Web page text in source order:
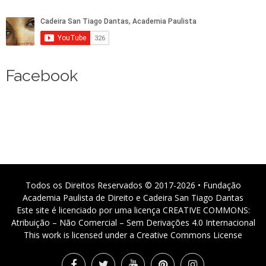
Facebook
Todos os Direitos Reservados © 2017-2026 • Fundação
Academia Paulista de Direito e Cadeira San Tiago Dantas
Este site é licenciado por uma licença CREATIVE COMMONS:
Atribuição – Não Comercial – Sem Derivações 4.0 Internacional
This work is licensed under a Creative Commons License